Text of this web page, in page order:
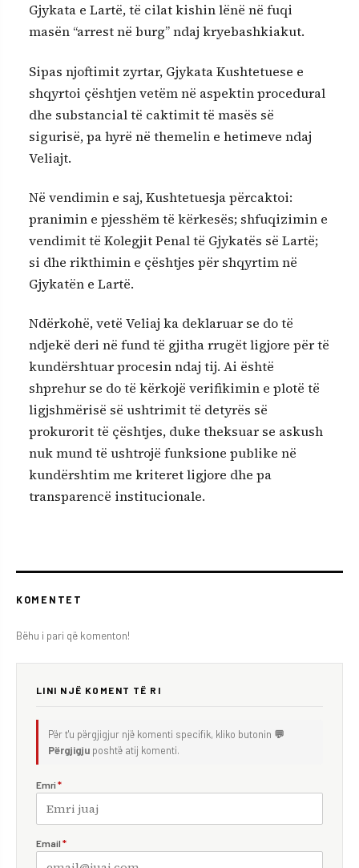
Gjykata e Lartë, të cilat kishin lënë në fuqi
masën “arrest në burg” ndaj kryebashkiakut.
Sipas njoftimit zyrtar, Gjykata Kushtetuese e
shqyrtoi çështjen vetëm në aspektin procedural
dhe substancial të caktimit të masës së
sigurisë, pa hyrë në themelin e hetimeve ndaj
Veliajt.
Në vendimin e saj, Kushtetuesja përcaktoi:
pranimin e pjesshëm të kërkesës; shfuqizimin e
vendimit të Kolegjit Penal të Gjykatës së Lartë;
si dhe rikthimin e çështjes për shqyrtim në
Gjykatën e Lartë.
Ndërkohë, vetë Veliaj ka deklaruar se do të
ndjekë deri në fund të gjitha rrugët ligjore për të
kundërshtuar procesin ndaj tij. Ai është
shprehur se do të kërkojë verifikimin e plotë të
ligjshmërisë së ushtrimit të detyrës së
prokurorit të çështjes, duke theksuar se askush
nuk mund të ushtrojë funksione publike në
kundërshtim me kriteret ligjore dhe pa
transparencë institucionale.
KOMENTET
Bëhu i pari që komenton!
LINI NJË KOMENT TË RI
Për t'u përgjigjur një komenti specifik, kliko butonin 💬
Përgjigju poshtë atij komenti.
Emri *
Email *